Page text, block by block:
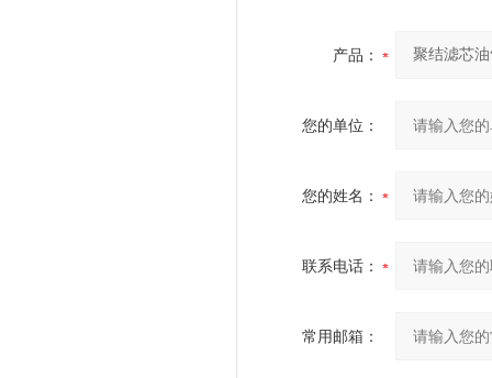
产品：
您的单位：
您的姓名：
联系电话：
常用邮箱：